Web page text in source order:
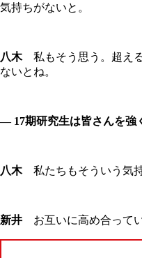
気持ちがないと。
八木私もそう思う。超え
ないとね。
― 17期研究生は皆さんを強
八木私たちもそういう気持
新井 お互いに高め合って